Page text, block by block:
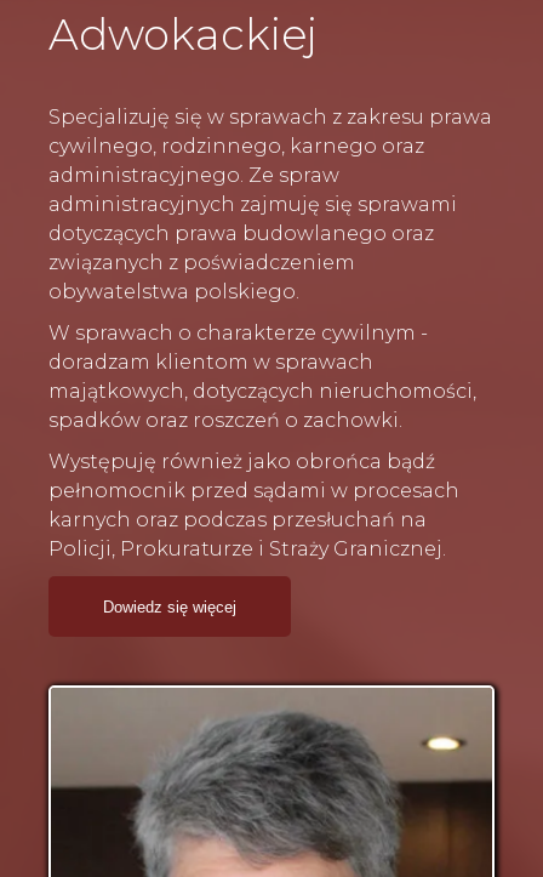
Adwokackiej
Specjalizuję się w sprawach z zakresu prawa
cywilnego, rodzinnego, karnego oraz
administracyjnego. Ze spraw
administracyjnych zajmuję się sprawami
dotyczących prawa budowlanego oraz
związanych z poświadczeniem
obywatelstwa polskiego.
W sprawach o charakterze cywilnym -
doradzam klientom w sprawach
majątkowych, dotyczących nieruchomości,
spadków oraz roszczeń o zachowki.
Występuję również jako obrońca bądź
pełnomocnik przed sądami w procesach
karnych oraz podczas przesłuchań na
Policji, Prokuraturze i Straży Granicznej.
Dowiedz się więcej